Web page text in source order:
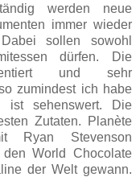
werden neue
immer wieder
sollen sowohl
dürfen. Die
und sehr
zumindest ich habe
ist sehenswert. Die
Zutaten. Planète
Ryan Stevenson
World Chocolate
der Welt gewann.